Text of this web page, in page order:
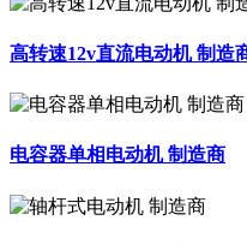
高转速12v直流电动机 制造
电容器单相电动机 制造商